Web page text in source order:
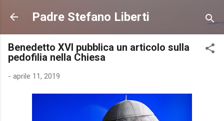
Passa ai contenuti principali
Padre Stefano Liberti
Benedetto XVI pubblica un articolo sulla
pedofilia nella Chiesa
- aprile 11, 2019